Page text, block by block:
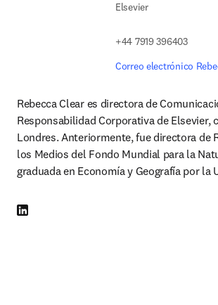
Elsevier
+44 7919 396403
Correo electrónico
Rebecca Clear es directora de
Responsabilidad Corporativa de Elsevier,
Londres. Anteriormente, fue directora de
los Medios del Fondo Mundial para la
graduada en Economía y Geografía por la
LinkedIn se abre en una nueva pestaña/ventana